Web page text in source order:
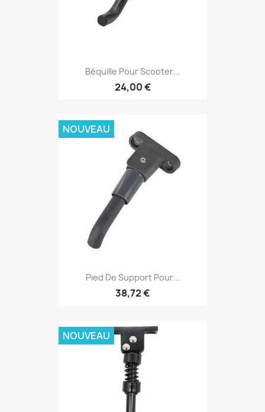
Béquille Pour Scooter...
24,00 €
Pied De Support Pour...
38,72 €
NOUVEAU
NOUVEAU